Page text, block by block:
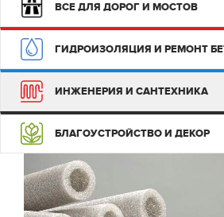
ВСЕ ДЛЯ ДОРОГ И МОСТОВ
ГИДРОИЗОЛЯЦИЯ И РЕМОНТ
ИНЖЕНЕРИЯ И САНТЕХНИКА
БЛАГОУСТРОЙСТВО И ДЕКОР